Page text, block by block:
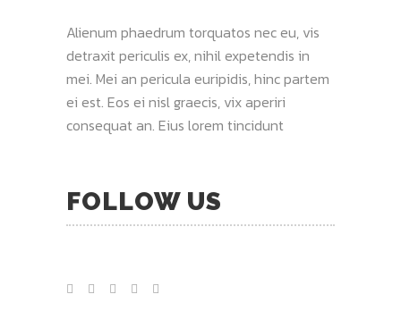
Alienum phaedrum torquatos nec eu, vis
detraxit periculis ex, nihil expetendis in
mei. Mei an pericula euripidis, hinc partem
ei est. Eos ei nisl graecis, vix aperiri
consequat an. Eius lorem tincidunt
FOLLOW US